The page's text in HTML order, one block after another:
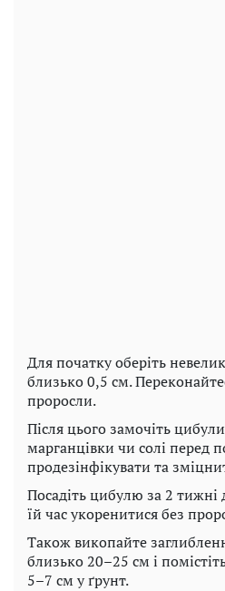
Для початку оберіть
близько 0,5 см.
проросли.
Після цього замочіть
марганцівки чи солі перед
продезінфікувати та
Посадіть цибулю за 2 тижні
їй час укоренитися без
Також викопайте
близько 20–25 см і
5–7 см у ґрунт.